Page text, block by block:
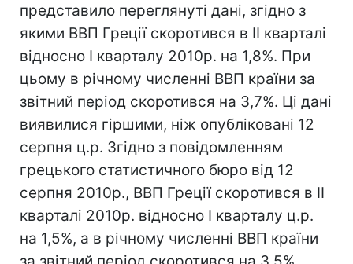
представило переглянуті дані, згідно з
якими ВВП Греції скоротився в II кварталі
відносно I кварталу 2010р. на 1,8%. При
цьому в річному численні ВВП країни за
звітний період скоротився на 3,7%. Ці дані
виявилися гіршими, ніж опубліковані 12
серпня ц.р. Згідно з повідомленням
грецького статистичного бюро від 12
серпня 2010р., ВВП Греції скоротився в II
кварталі 2010р. відносно I кварталу ц.р.
на 1,5%, а в річному численні ВВП країни